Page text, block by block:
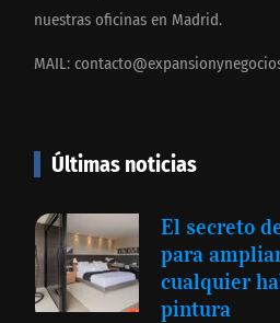
nuestras oficinas en Madrid.
MAIL:
Últimas noticias
El secreto
para
cualquier
pintura